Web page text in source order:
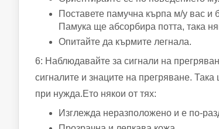
Поставете памучна кърпа м/у вас и
Памука ще абсорбира потта, така
Опитайте да кърмите легнала.
6: Наблюдавайте за сигнали на
сигналите и знаците на прегряване.
при нужда.Ето някои от тях:
Изглежда неразположено и е по-